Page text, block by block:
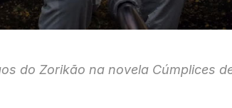
do Zorikão na novela Cúmplices